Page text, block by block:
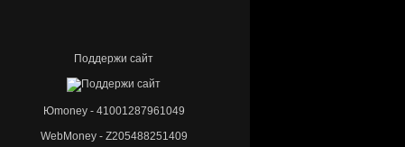
Поддержи сайт
Юmoney - 41001287961049
WebMoney - Z205488251409